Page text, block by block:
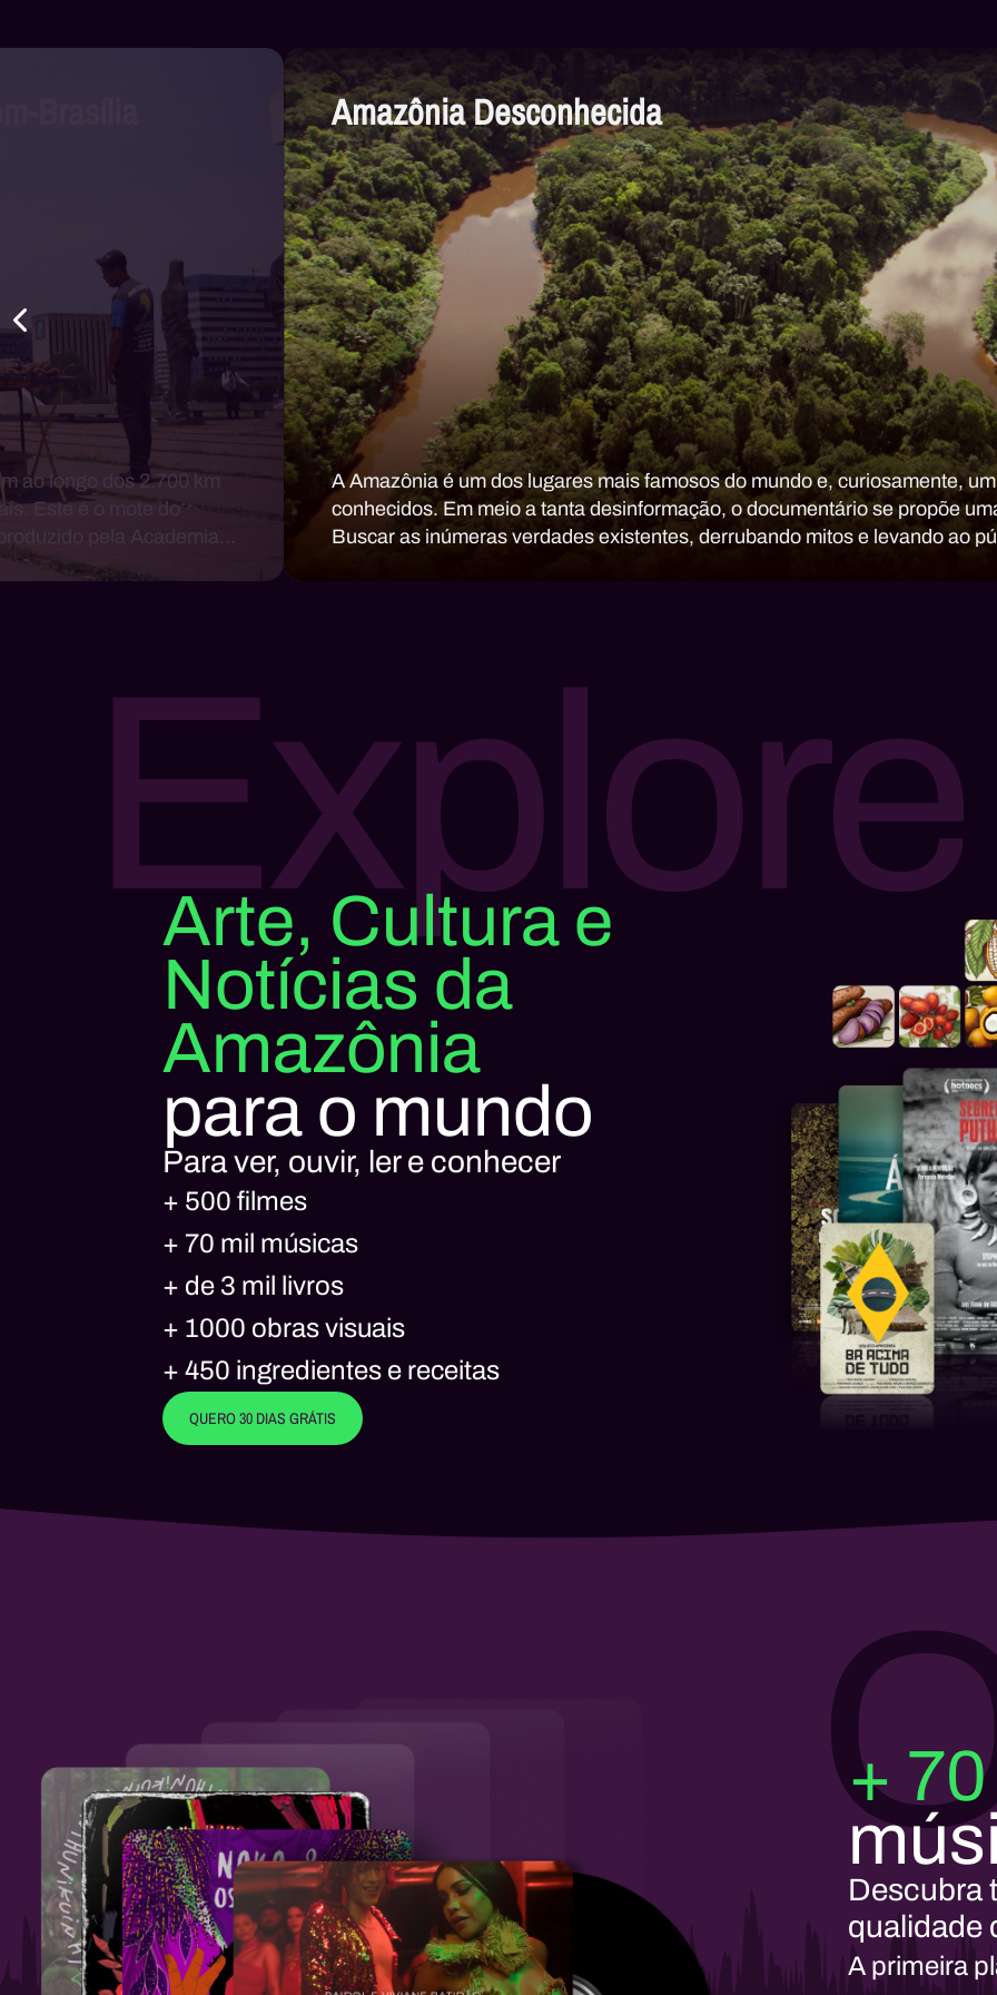
ao longo dos 2.700 km
Este é o mote do
pela Academia
nos anos 1950
Amazônia Desconhecida
A Amazônia é um dos lugares mais famosos do mundo e, curiosamente,
conhecidos. Em meio a tanta desinformação, o documentário se propõe
Buscar as inúmeras verdades existentes, derrubando mitos e levando ao
Explore
Arte, Cultura e
Notícias da
Amazônia
para o mundo
Para ver, ouvir, ler e conhecer
+ 500 filmes
+ 70 mil músicas
+ de 3 mil livros
+ 1000 obras visuais
+ 450 ingredientes e receitas
QUERO 30 DIAS GRÁTIS
+ 70
Descubra
qualidade
A primeira